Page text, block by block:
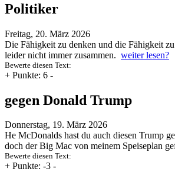
Politiker
Freitag, 20. März 2026
Die Fähigkeit zu denken und die Fähigkeit
leider nicht immer zusammen. weiter lesen?
Bewerte diesen Text:
+ Punkte: 6 -
gegen Donald Trump
Donnerstag, 19. März 2026
He McDonalds hast du auch diesen Trump
doch der Big Mac von meinem Speiseplan
Bewerte diesen Text:
+ Punkte: -3 -